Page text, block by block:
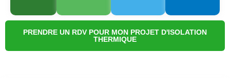
PRENDRE UN RDV POUR MON PROJET D'ISOLATION
THERMIQUE